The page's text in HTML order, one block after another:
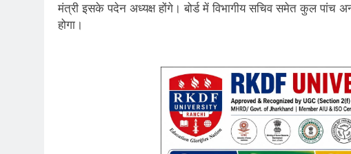
मंत्री इसके पदेन अध्यक्ष होंगे। बोर्ड में विभागीय सचिव समेत कुल पांच
होगा।